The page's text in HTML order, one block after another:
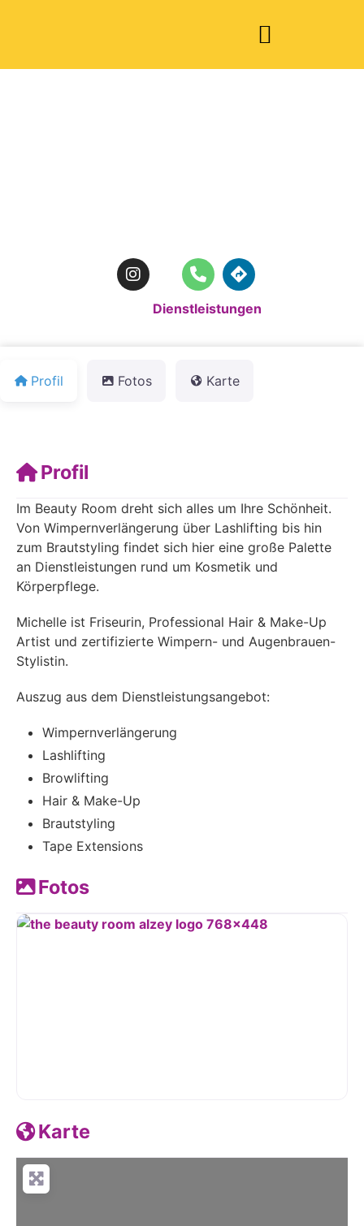
Dienstleistungen
Profil Fotos Karte
Profil
Im Beauty Room dreht sich alles um Ihre Schönheit.
Von Wimpernverlängerung über Lashlifting bis hin
zum Brautstyling findet sich hier eine große Palette
an Dienstleistungen rund um Kosmetik und
Körperpflege.
Michelle ist Friseurin, Professional Hair & Make-Up
Artist und zertifizierte Wimpern- und Augenbrauen-
Stylistin.
Auszug aus dem Dienstleistungsangebot:
Wimpernverlängerung
Lashlifting
Browlifting
Hair & Make-Up
Brautstyling
Tape Extensions
Fotos
Karte